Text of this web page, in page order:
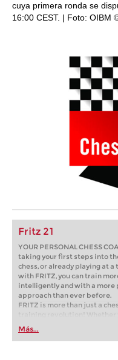
cuya primera ronda se
16:00 CEST. | Foto: OIBM
Fritz 21
YOUR PERSONAL CHESS
taking your first steps into
chess, or already playing at
with FRITZ, you can train
intelligently and with a more
approach than ever before.
FRITZ is more than just a
training revolution! Whether
first steps into the world of
playing at a tournament level:
train more efficiently,
Más...